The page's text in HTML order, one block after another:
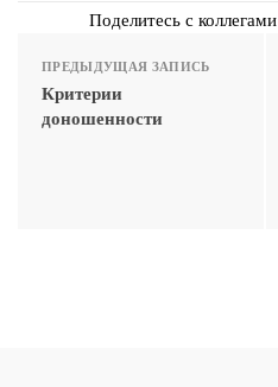
Поделитесь с
ПРЕДЫДУЩАЯ ЗАПИСЬ
Критерии
доношенности